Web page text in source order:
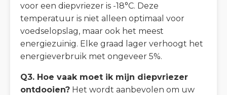
voor een diepvriezer is -18°C. Deze
temperatuur is niet alleen optimaal voor
voedselopslag, maar ook het meest
energiezuinig. Elke graad lager verhoogt het
energieverbruik met ongeveer 5%.
Q3. Hoe vaak moet ik mijn diepvriezer
ontdooien? Het wordt aanbevolen om uw